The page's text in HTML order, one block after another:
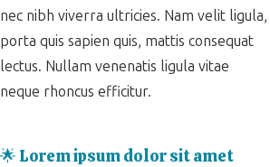
nec nibh viverra ultricies. Nam velit ligula,
porta quis sapien quis, mattis consequat
lectus. Nullam venenatis ligula vitae
neque rhoncus efficitur.
🌟 Lorem ipsum dolor sit amet